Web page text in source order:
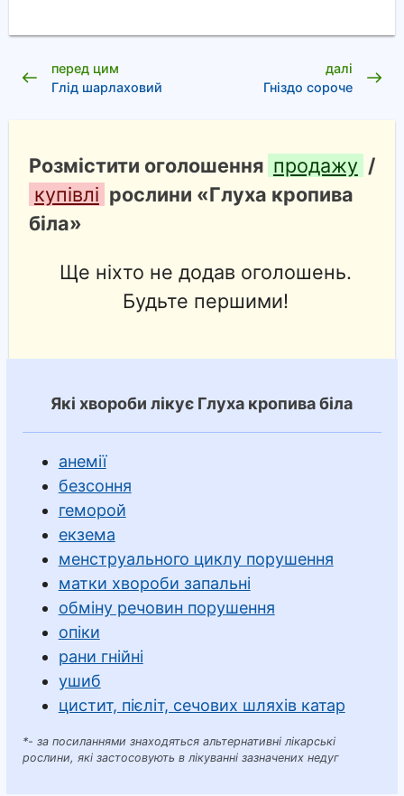
перед цим
Глід шарлаховий
далі
Гніздо сороче
Розмістити оголошення продажу /
купівлі рослини «Глуха кропива
біла»
Ще ніхто не додав оголошень.
Будьте першими!
Які хвороби лікує Глуха кропива біла
анемії
безсоння
геморой
екзема
менструального циклу порушення
матки хвороби запальні
обміну речовин порушення
опіки
рани гнійні
ушиб
цистит, пієліт, сечових шляхів катар
*- за посиланнями знаходяться альтернативні лікарські
рослини, які застосовують в лікуванні зазначених недуг